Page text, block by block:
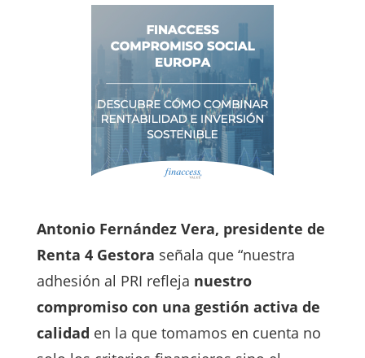
Antonio Fernández Vera, presidente de
Renta 4 Gestora señala que “nuestra
adhesión al PRI refleja nuestro
compromiso con una gestión activa de
calidad en la que tomamos en cuenta no